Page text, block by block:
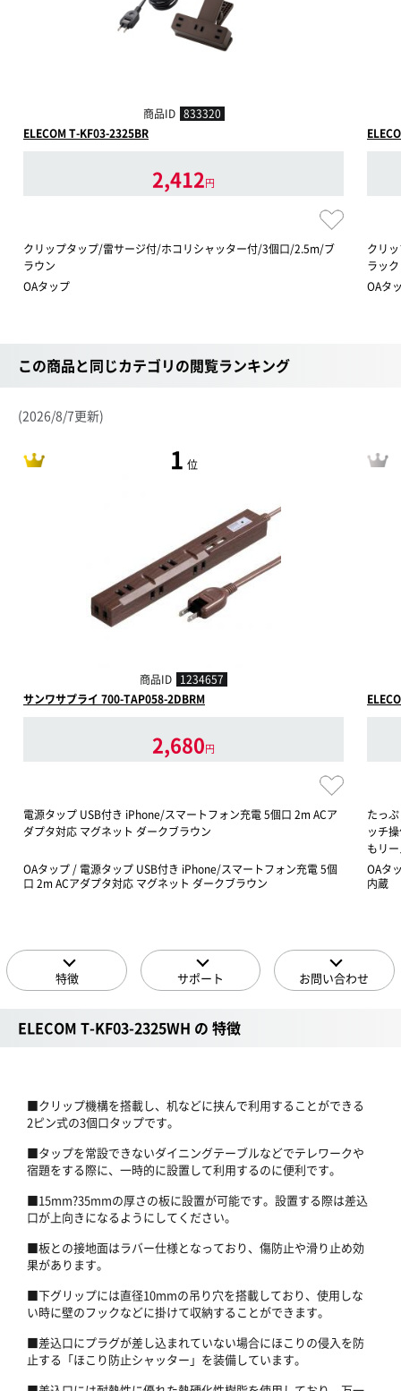
商品ID 833320
ELECOM T-KF03-2325BR
2,412円
クリップタップ/雷サージ付/ホコリシャッター付/3個口/2.5m/ブ
ラウン
OAタップ
クリ
ラック
OAタ
この商品と同じカテゴリの閲覧ランキング
(2026/8/7更新)
1 位
商品ID 1234657
サンワサプライ 700-TAP058-2DBRM
2,680円
電源タップ USB付き iPhone/スマートフォン充電 5個口 2m ACア
ダプタ対応 マグネット ダークブラウン
OAタップ / 電源タップ USB付き iPhone/スマートフォン充電 5個
口 2m ACアダプタ対応 マグネット ダークブラウン
たっ
ッチ
もリ
OAタ
内蔵
特徴 サポート お問い合わせ
ELECOM T-KF03-2325WH の 特徴
■クリップ機構を搭載し、机などに挟んで利用することができる
2ピン式の3個口タップです。
■タップを常設できないダイニングテーブルなどでテレワークや
宿題をする際に、一時的に設置して利用するのに便利です。
■15mm?35mmの厚さの板に設置が可能です。設置する際は差込
口が上向きになるようにしてください。
■板との接地面はラバー仕様となっており、傷防止や滑り止め効
果があります。
■下グリップには直径10mmの吊り穴を搭載しており、使用しな
い時に壁のフックなどに掛けて収納することができます。
■差込口にプラグが差し込まれていない場合にほこりの侵入を防
止する「ほこり防止シャッター」を装備しています。